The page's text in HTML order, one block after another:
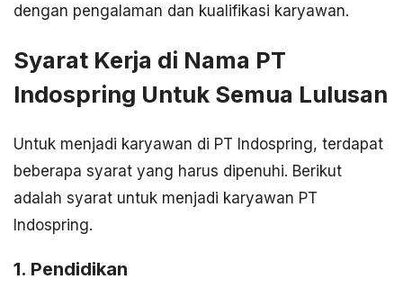
dengan pengalaman dan kualifikasi karyawan.
Syarat Kerja di Nama PT
Indospring Untuk Semua Lulusan
Untuk menjadi karyawan di PT Indospring, terdapat
beberapa syarat yang harus dipenuhi. Berikut
adalah syarat untuk menjadi karyawan PT
Indospring.
1. Pendidikan